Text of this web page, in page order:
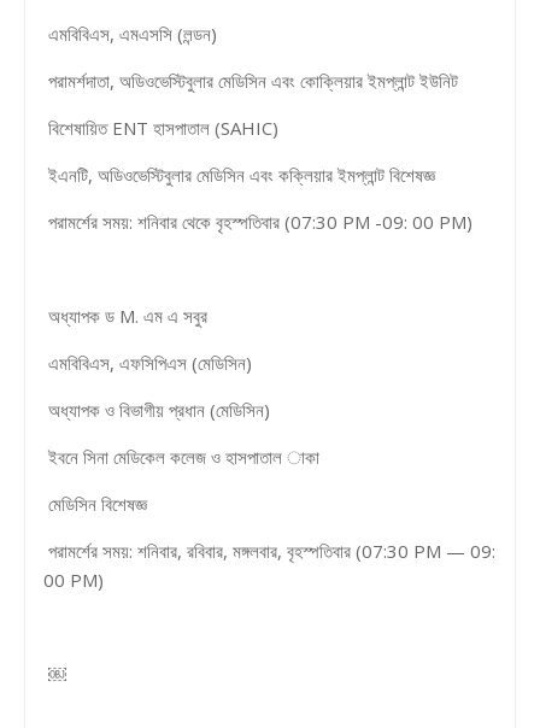
এমবিবিএস, এমএসসি (লন্ডন)
পরামর্শদাতা, অডিওভেস্টিবুলার মেডিসিন এবং কোক্লিয়ার ইমপ্লান্ট ইউনিট
বিশেষায়িত ENT হাসপাতাল (SAHIC)
ইএনটি, অডিওভেস্টিবুলার মেডিসিন এবং কক্লিয়ার ইমপ্লান্ট বিশেষজ্ঞ
পরামর্শের সময়: শনিবার থেকে বৃহস্পতিবার (07:30 PM -09: 00 PM)
অধ্যাপক ড M. এম এ সবুর
এমবিবিএস, এফসিপিএস (মেডিসিন)
অধ্যাপক ও বিভাগীয় প্রধান (মেডিসিন)
ইবনে সিনা মেডিকেল কলেজ ও হাসপাতাল াকা
মেডিসিন বিশেষজ্ঞ
পরামর্শের সময়: শনিবার, রবিবার, মঙ্গলবার, বৃহস্পতিবার (07:30 PM — 09:
00 PM)
￼